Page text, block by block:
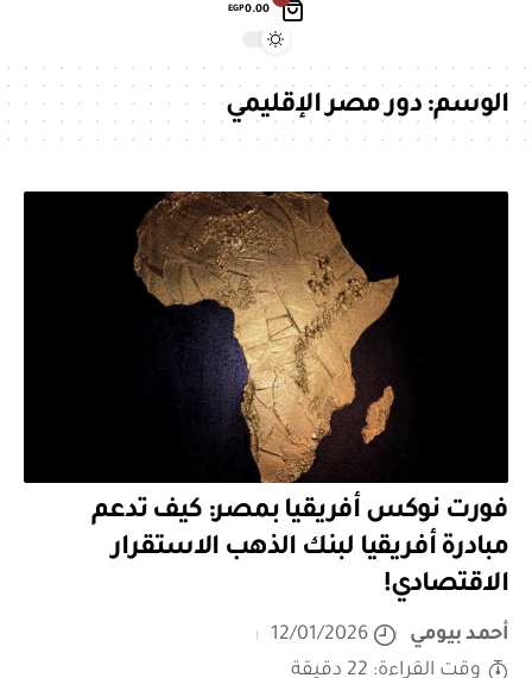
EGP0.00
الوسم:دور مصر الإقليمي
فورت نوكس أفريقيا بمصر: كيف تدعم
مبادرة أفريقيا لبنك الذهب الاستقرار
الاقتصادي!
أحمد بيومي
12/01/2026
وقت القراءة: 22 دقيقة